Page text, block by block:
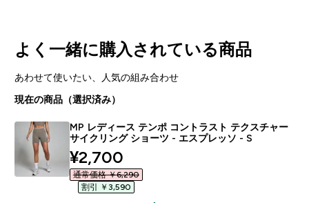
よく一緒に購入されている商品
あわせて使いたい、人気の組み合わせ
現在の商品（選択済み）
MP レディース テンポ コントラスト テクスチャー
サイクリング ショーツ - エスプレッソ - S
discounted price
¥2,700‎
通常価格 ￥6,290‎
割引 ￥3,590‎